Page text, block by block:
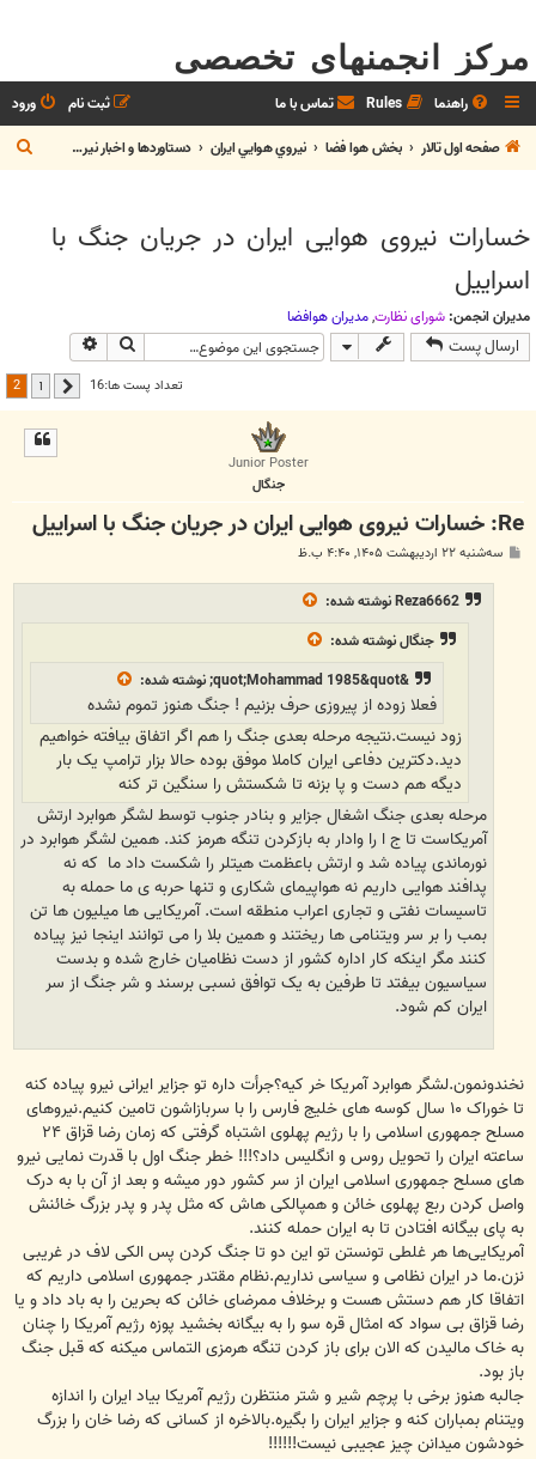
مرکز انجمنهای تخصصی
راهنما Rules تماس با ما ورود
ثبت نام
صفحه اول تالار
بخش هوا فضا نيروي هوايي ايران دستاوردها و اخبار نيروي هوايي
س
خسارات نیروی هوایی ایران در جریان جنگ با
اسراییل
مدیران انجمن: شوراي نظارت,مديران هوافضا
ارسال پست جستجو
تعداد پست ها:16 قبلی 1
2
Junior Poster
جنگال
Re: خسارات نیروی هوایی ایران در جریان جنگ با اسراییل
سه‌شنبه ۲۲ اردیبهشت ۱۴۰۵, ۴:۴۰ ب.ظ
Reza6662نوشته شده:
جنگالنوشته شده:
&quot;Mohammad 1985&quot;
نوشته شده:
فعلا زوده از پیروزی حرف بزنیم ! جنگ هنوز تموم نشده
زود نیست.نتیجه مرحله بعدی جنگ را هم اگر اتفاق بیافته خواهیم
دید.دکترین دفاعی ایران کاملا موفق بوده حالا بزار ترامپ یک بار
دیگه هم دست و پا بزنه تا شکستش را سنگین تر کنه
مرحله بعدی جنگ اشغال جزایر و بنادر جنوب توسط لشگر هوابرد ارتش
آمریکاست تا ج ا را وادار به بازکردن تنگه هرمز کند. همین لشگر هوابرد در
نورماندی پیاده شد و ارتش باعظمت هیتلر را شکست داد ما که نه
پدافند هوایی داریم نه هواپیمای شکاری و تنها حربه ی ما حمله به
تاسیسات نفتی و تجاری اعراب منطقه است. آمریکایی ها میلیون ها تن
بمب را بر سر ویتنامی ها ریختند و همین بلا را می توانند اینجا نیز پیاده
کنند مگر اینکه کار اداره کشور از دست نظامیان خارج شده و بدست
سیاسیون بیفتد تا طرفین به یک توافق نسبی برسند و شر جنگ از سر
ایران کم شود.
نخندونمون.لشگر هوابرد آمریکا خر کیه؟جرأت داره تو جزایر ایرانی نیرو پیاده کنه
تا خوراک ۱۰ سال کوسه های خلیج فارس را با سربازاشون تامین کنیم.نیروهای
مسلح جمهوری اسلامی را با رژیم پهلوی اشتباه گرفتی که زمان رضا قزاق ۲۴
ساعته ایران را تحویل روس و انگلیس داد؟!!! خطر جنگ اول با قدرت نمایی نیرو
های مسلح جمهوری اسلامی ایران از سر کشور دور میشه و بعد از آن با به درک
واصل کردن ربع پهلوی خائن و همپالکی هاش که مثل پدر و پدر بزرگ خائنش
به پای بیگانه افتادن تا به ایران حمله کنند.
آمریکایی‌ها هر غلطی تونستن تو این دو تا جنگ کردن پس الکی لاف در غریبی
نزن.ما در ایران نظامی و سیاسی نداریم.نظام مقتدر جمهوری اسلامی داریم که
اتفاقا کار هم دستش هست و برخلاف ممرضای خائن که بحرین را به باد داد و یا
رضا قزاق بی سواد که امثال قره سو را به بیگانه بخشید پوزه رژیم آمریکا را چنان
به خاک مالیدن که الان برای باز کردن تنگه هرمزی التماس میکنه که قبل جنگ
باز بود.
جالبه هنوز برخی با پرچم شیر و شتر منتظرن رژیم آمریکا بیاد ایران را اندازه
ویتنام بمباران کنه و جزایر ایران را بگیره.بالاخره از کسانی که رضا خان را بزرگ
خودشون میدانن چیز عجیبی نیست!!!!!!